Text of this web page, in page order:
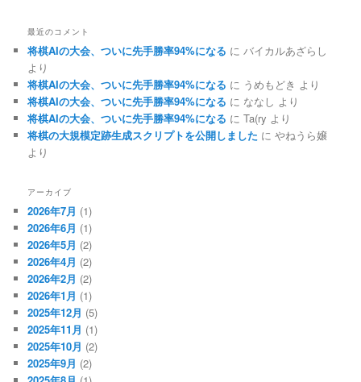
最近のコメント
将棋AIの大会、ついに先手勝率94%になる にバイカルあざらし
より
将棋AIの大会、ついに先手勝率94%になる に うめもどき より
将棋AIの大会、ついに先手勝率94%になる に ななし より
将棋AIの大会、ついに先手勝率94%になる にTa(ry より
将棋の大規模定跡生成スクリプトを公開しました にやねうら嬢
より
アーカイブ
2026年7月 (1)
2026年6月 (1)
2026年5月 (2)
2026年4月 (2)
2026年2月 (2)
2026年1月 (1)
2025年12月 (5)
2025年11月 (1)
2025年10月 (2)
2025年9月 (2)